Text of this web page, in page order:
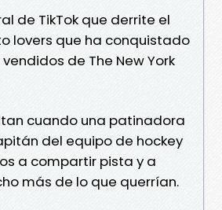
de TikTok que derrite el
lovers que ha conquistado
de The New York
cuando una patinadora
del equipo de hockey
a compartir pista y a
más de lo que querrían.